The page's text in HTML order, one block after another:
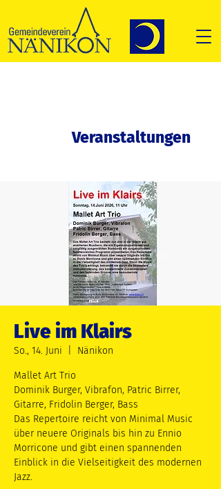
Veranstaltungen
Live im Klairs
So., 14. Juni Nänikon
Mallet Art Trio
Dominik Burger, Vibrafon, Patric Birrer,
Gitarre, Fridolin Berger, Bass
Das Repertoire reicht von Minimal Music
über neuere Originals bis hin zu Ennio
Morricone und gibt einen spannenden
Einblick in die Vielseitigkeit des modernen
Jazz.